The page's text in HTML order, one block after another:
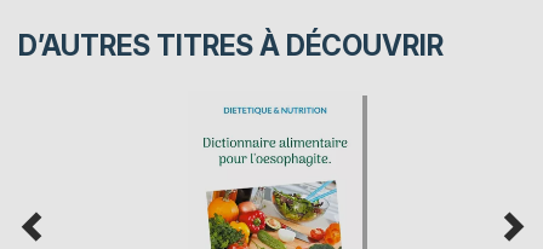
D’AUTRES TITRES À DÉCOUVRIR